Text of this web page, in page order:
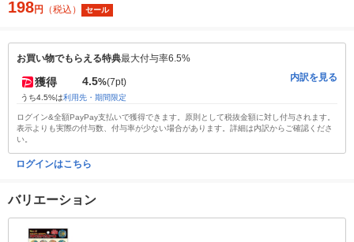
198円 （税込） セール
お買い物でもらえる特典最大付与率6.5%
獲得 4.5%(7pt)
うち4.5%は利用先・期間限定
内訳を見る
ログイン&全額PayPay支払いで獲得できます。原則として税抜金額に対し付与されます。
表示よりも実際の付与数、付与率が少ない場合があります。詳細は内訳からご確認くださ
い。
ログインはこちら
バリエーション